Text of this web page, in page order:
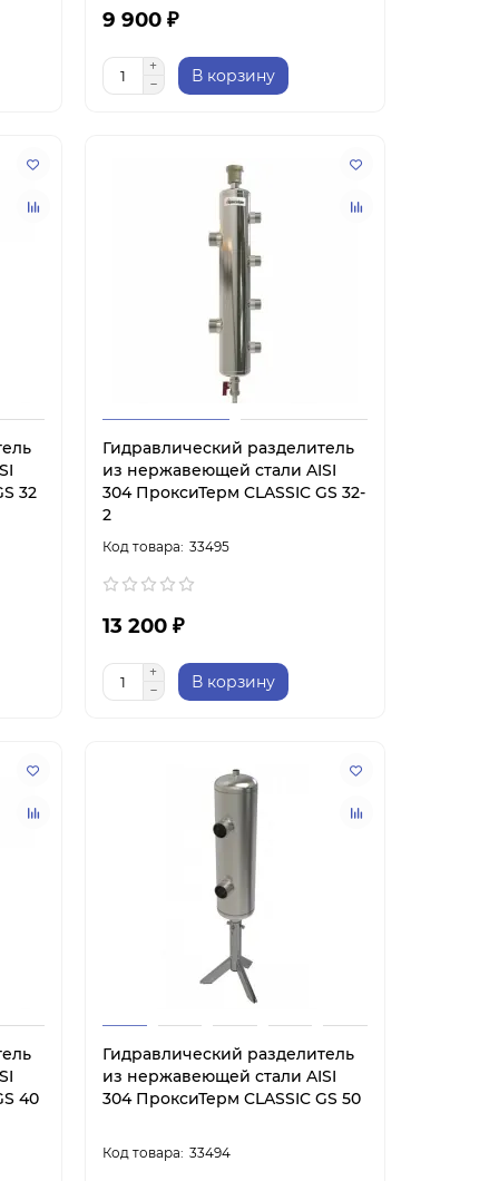
9 900 ₽
В корзину
32
Гидравлический разделитель
из нержавеющей стали AISI
304 ПроксиТерм CLASSIC GS 32-
2
33495
13 200 ₽
В корзину
40
Гидравлический разделитель
из нержавеющей стали AISI
304 ПроксиТерм CLASSIC GS 50
33494